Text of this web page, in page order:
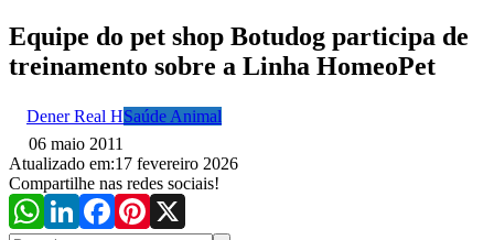
Equipe do pet shop Botudog participa de
treinamento sobre a Linha HomeoPet
Dener Real HSaúde Animal
06 maio 2011
Atualizado em:17 fevereiro 2026
Compartilhe nas redes sociais!